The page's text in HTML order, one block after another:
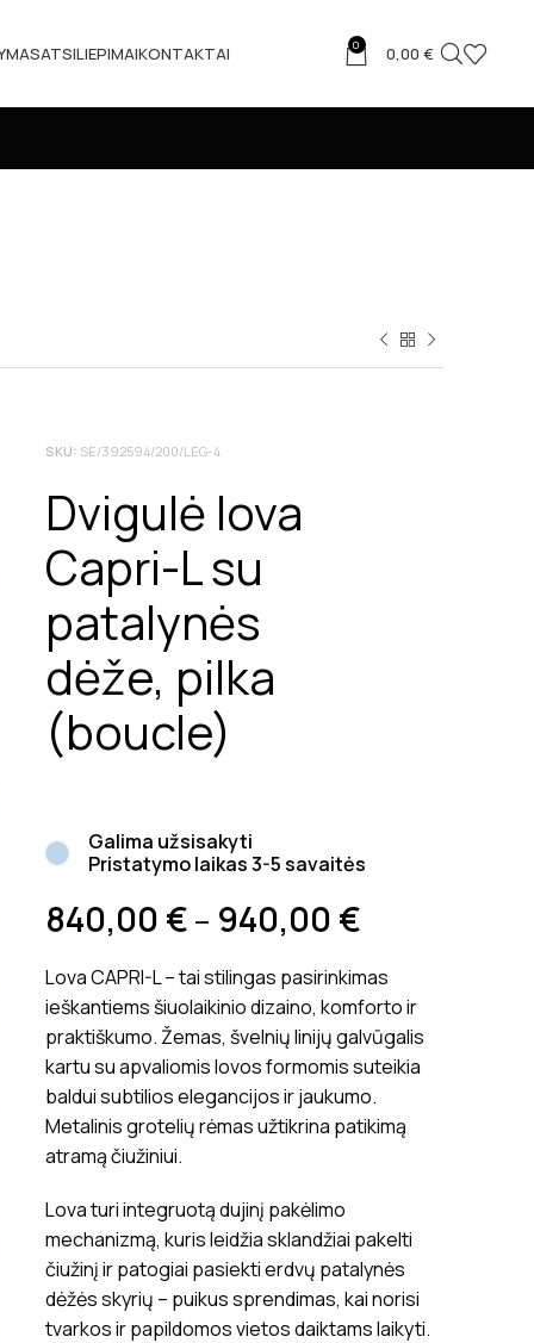
ATSILIEPIMAIKONTAKTAI 0 0,00€
SKU: SE/392594/200/LEG-4
Dvigulė lova
Capri-L su
patalynės
dėže, pilka
(boucle)
Galima užsisakyti
Pristatymo laikas 3-5 savaitės
840,00 € – 940,00 €
Lova CAPRI-L – tai stilingas pasirinkimas
ieškantiems šiuolaikinio dizaino, komforto ir
praktiškumo. Žemas, švelnių linijų galvūgalis
kartu su apvaliomis lovos formomis suteikia
baldui subtilios elegancijos ir jaukumo.
Metalinis grotelių rėmas užtikrina patikimą
atramą čiužiniui.
Lova turi integruotą dujinį pakėlimo
mechanizmą, kuris leidžia sklandžiai pakelti
čiužinį ir patogiai pasiekti erdvų patalynės
dėžės skyrių – puikus sprendimas, kai norisi
tvarkos ir papildomos vietos daiktams laikyti.